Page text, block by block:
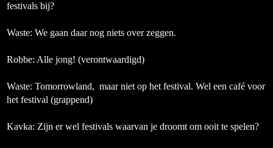
festivals bij?
Waste: We gaan daar nog niets over zeggen.
Robbe: Alle jong! (verontwaardigd)
Waste: Tomorrowland, maar niet op het festival. Wel een café voor
het festival (grappend)
Kavka: Zijn er wel festivals waarvan je droomt om ooit te spelen?